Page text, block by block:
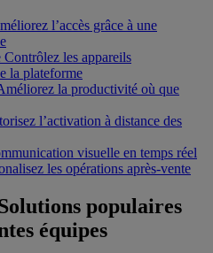
l’accès grâce à une
Contrôlez les appareils
la plateforme
la productivité où que
l’activation à distance des
visuelle en temps réel
les opérations après-vente
populaires
équipes